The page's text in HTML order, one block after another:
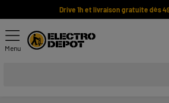
Drive 1h et livraison gratuite dès
Menu